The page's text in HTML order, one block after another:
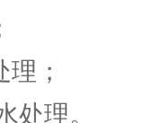
；
处理。